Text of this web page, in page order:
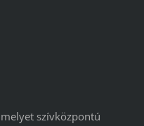
szívközpontú